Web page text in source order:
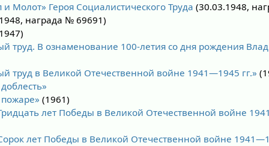
и Молот» Героя Социалистического Труда (30.03.1948,
награда № 69691)
труд. В ознаменование 100-летия со дня рождения
труд в Великой Отечественной войне 1941—1945 гг.»
(1961)
лет Победы в Великой Отечественной войне
лет Победы в Великой Отечественной войне